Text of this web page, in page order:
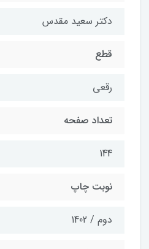
دکتر سعید مقدس
قطع
رقعی
تعداد صفحه
144
نوبت چاپ
دوم / 1402